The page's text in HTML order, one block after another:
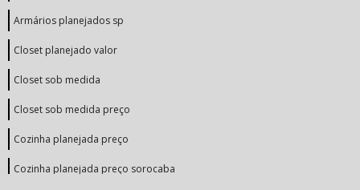
Armários planejados sp
Closet planejado valor
Closet sob medida
Closet sob medida preço
Cozinha planejada preço
Cozinha planejada preço sorocaba